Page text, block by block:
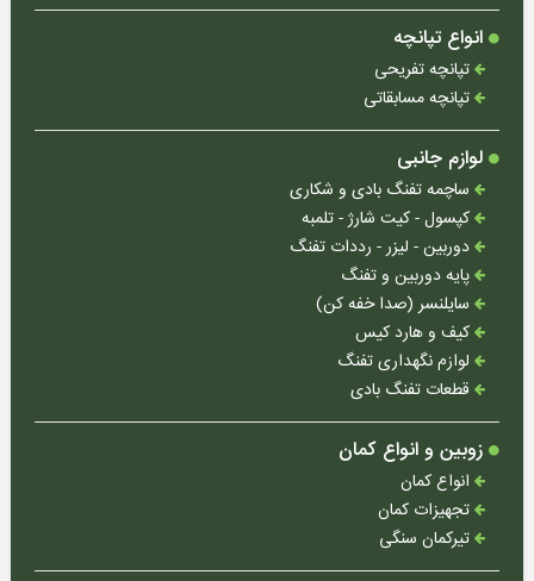
کپسول
-
کیت
شارژ
-
تلمبه
دوربین
لیزر
رددات
تفنگ
پایه
دوربین
تفنگ
سایلنسر
(صدا
خفه
انواع تپانچه
تپانچه تفریحی
تپانچه مسابقاتی
لوازم جانبی
ساچمه تفنگ بادی و شکاری
کپسول - کیت شارژ - تلمبه
دوربین - لیزر - رددات تفنگ
پایه دوربین و تفنگ
سایلنسر (صدا خفه کن)
کیف و هارد کیس
لوازم نگهداری تفنگ
قطعات تفنگ بادی
زوبین و انواع کمان
انواع کمان
تجهیزات کمان
تیرکمان سنگی